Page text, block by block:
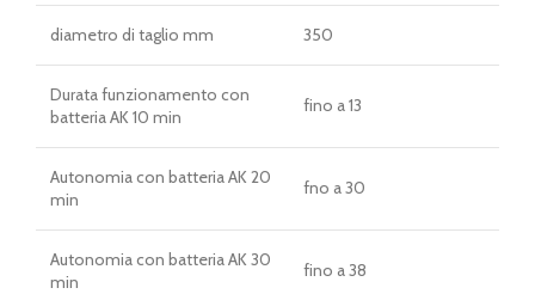
diametro di taglio mm 350
Durata funzionamento con
batteria AK 10 min
fino a 13
Autonomia con batteria AK 20
min
fno a 30
Autonomia con batteria AK 30
min
fino a 38